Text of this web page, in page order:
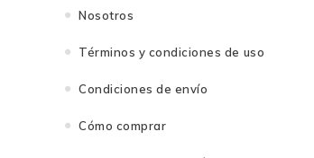
Nosotros
Términos y condiciones de uso
Condiciones de envío
Cómo comprar